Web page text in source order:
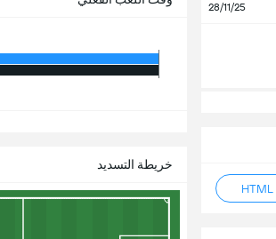
28/11/25
خريطة التسديد